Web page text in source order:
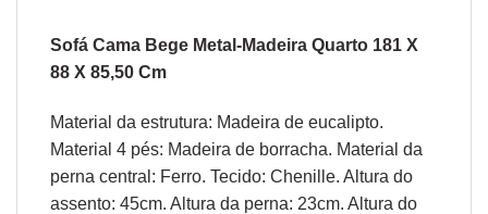
Sofá Cama Bege Metal-Madeira Quarto 181 X
88 X 85,50 Cm
Material da estrutura: Madeira de eucalipto.
Material 4 pés: Madeira de borracha. Material da
perna central: Ferro. Tecido: Chenille. Altura do
assento: 45cm. Altura da perna: 23cm. Altura do